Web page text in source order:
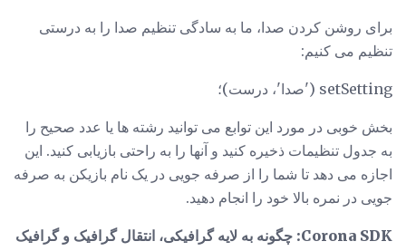
برای روشن کردن صدا، ما به سادگی تنظیم صدا را به درستی
تنظیم می کنیم:
setSetting ('صدا'، درست)؛
بخش خوبی در مورد این توابع می توانید رشته ها یا عدد صحیح را
به جدول تنظیمات ذخیره کنید و آنها را به راحتی بازیابی کنید. این
اجازه می دهد تا شما را از صرفه جویی در یک نام بازیکن به صرفه
جویی در نمره بالا خود را انجام دهید.
Corona SDK: چگونه به لایه گرافیکی، انتقال گرافیک و گرافیک